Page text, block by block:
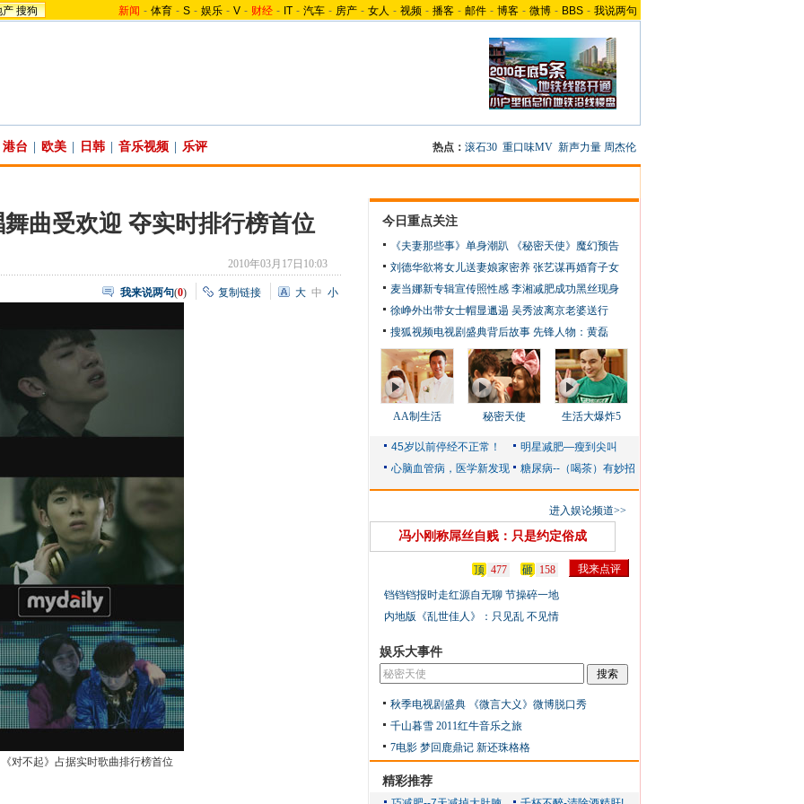
产 搜狗 新闻 - 体育 - S - 娱乐 - V - 财经 - IT - 汽车 - 房产 - 女人 - 视频 - 播客 - 邮件 - 博客 - 微博 - BBS - 我说两句
港台 欧美 日韩 音乐视频 乐评 热点： 滚石30 重口味MV 新声力量 周杰伦
曲受欢迎 夺实时排行榜首位
2010年03月17日10:03
我来说两句(0) 复制链接 大 中 小
对不起》占据实时歌曲排行榜首位
今日重点关注
《夫妻那些事》单身潮趴
《秘密天使》魔幻预告
刘德华欲将女儿送妻娘家密养 张艺谋再婚育子女
麦当娜新专辑宣传照性感 李湘减肥成功黑丝现身
徐峥外出带女士帽显邋遢 吴秀波离京老婆送行
搜狐视频电视剧盛典背后故事 先锋人物：黄磊
AA制生活 秘密天使 生活大爆炸5
进入娱论频道>>
冯小刚称屌丝自贱：只是约定俗成
顶 477 砸
158
铛铛铛报时走红源自无聊 节操碎一地
内地版《乱世佳人》：只见乱 不见情
娱乐大事件
秋季电视剧盛典
《微言大义》微博脱口秀
千山暮雪 2011红牛音乐之旅
7电影 梦回鹿鼎记 新还珠格格
精彩推荐